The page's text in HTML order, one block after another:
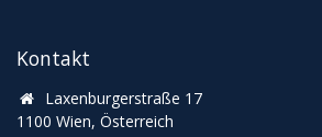
Kontakt
Laxenburgerstraße 17
1100 Wien, Österreich